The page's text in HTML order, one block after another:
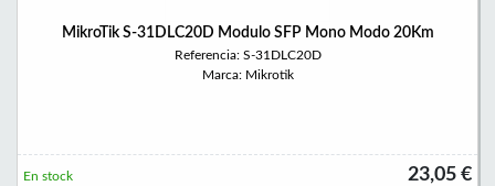
MikroTik S-31DLC20D Modulo SFP Mono Modo 20Km
Referencia: S-31DLC20D
Marca: Mikrotik
23,05 €
En stock